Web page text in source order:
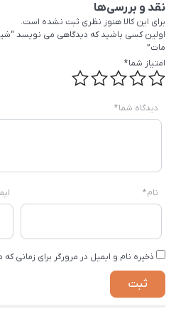
نقد و بررسی‌ها
برای این کالا هنوز نظری ثبت نشده است.
اولین کسی باشید که دیدگاهی می نویسد
مات”
امتیاز شما*
دیدگاه شما*
نام*
ذخیره نام و ایمیل در مرورگر برای زمانی